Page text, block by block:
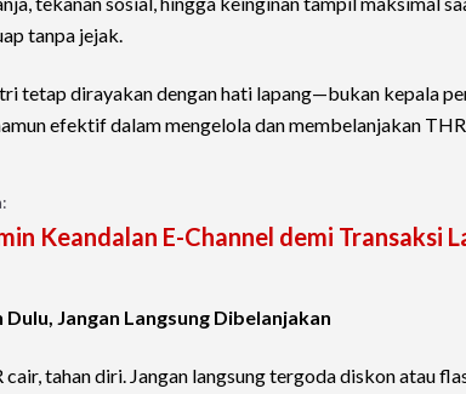
tanpa jejak.
tetap dirayakan dengan hati lapang—bukan kepala
efektif dalam mengelola dan membelanjakan
Keandalan E-Channel demi Transaksi
Dulu, Jangan Langsung Dibelanjakan
tahan diri. Jangan langsung tergoda diskon atau